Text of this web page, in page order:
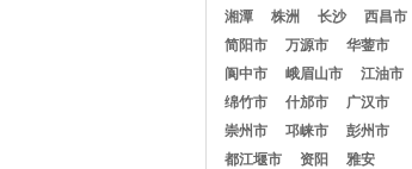
湘潭
株洲 长沙
西昌市
简阳市
万源市
华蓥市
阆中市
峨眉山市
江油市
绵竹市
什邡市
广汉市
崇州市
邛崃市
彭州市
都江堰市
资阳
雅安